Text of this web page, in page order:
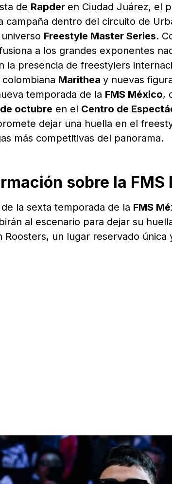
de Rapder en Ciudad Juárez, el
campaña dentro del circuito de
Freestyle Master Series.
a los grandes exponentes
la presencia de freestylers
colombiana Marithea y nuevas
temporada de la FMS México,
octubre en el Centro de
dejar una huella en el
más competitivas del panorama.
sobre la FMS
la sexta temporada de la FMS
al escenario para dejar su
Roosters, un lugar reservado única